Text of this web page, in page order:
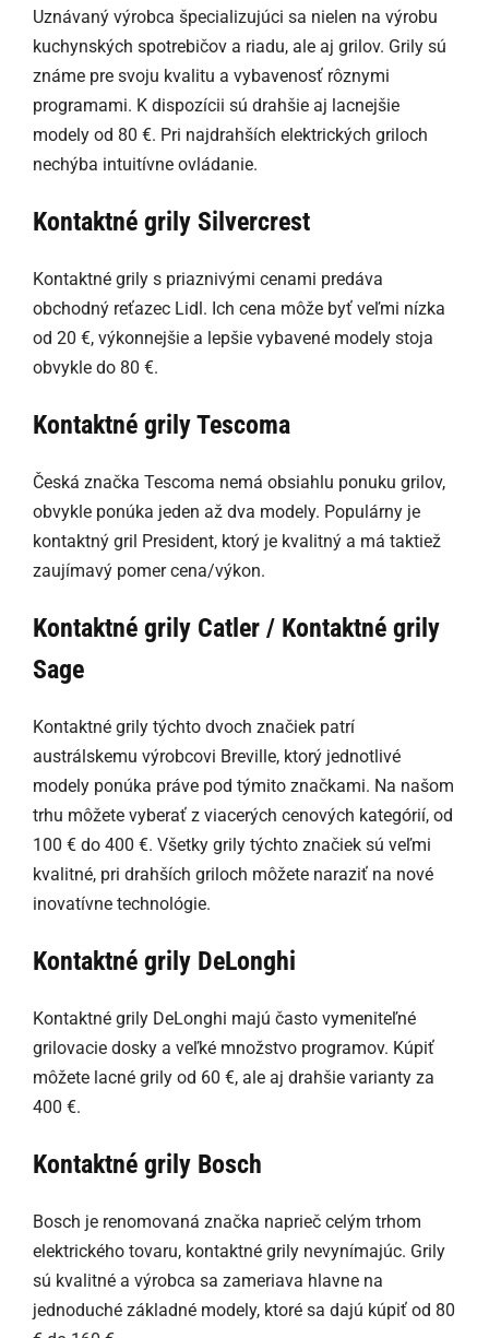
Uznávaný výrobca špecializujúci sa nielen na výrobu
kuchynských spotrebičov a riadu, ale aj grilov. Grily sú
známe pre svoju kvalitu a vybavenosť rôznymi
programami. K dispozícii sú drahšie aj lacnejšie
modely od 80 €. Pri najdrahších elektrických griloch
nechýba intuitívne ovládanie.
Kontaktné grily Silvercrest
Kontaktné grily s priaznivými cenami predáva
obchodný reťazec Lidl. Ich cena môže byť veľmi nízka
od 20 €, výkonnejšie a lepšie vybavené modely stoja
obvykle do 80 €.
Kontaktné grily Tescoma
Česká značka Tescoma nemá obsiahlu ponuku grilov,
obvykle ponúka jeden až dva modely. Populárny je
kontaktný gril President, ktorý je kvalitný a má taktiež
zaujímavý pomer cena/výkon.
Kontaktné grily Catler / Kontaktné grily
Sage
Kontaktné grily týchto dvoch značiek patrí
austrálskemu výrobcovi Breville, ktorý jednotlivé
modely ponúka práve pod týmito značkami. Na našom
trhu môžete vyberať z viacerých cenových kategórií, od
100 € do 400 €. Všetky grily týchto značiek sú veľmi
kvalitné, pri drahších griloch môžete naraziť na nové
inovatívne technológie.
Kontaktné grily DeLonghi
Kontaktné grily DeLonghi majú často vymeniteľné
grilovacie dosky a veľké množstvo programov. Kúpiť
môžete lacné grily od 60 €, ale aj drahšie varianty za
400 €.
Kontaktné grily Bosch
Bosch je renomovaná značka naprieč celým trhom
elektrického tovaru, kontaktné grily nevynímajúc. Grily
sú kvalitné a výrobca sa zameriava hlavne na
jednoduché základné modely, ktoré sa dajú kúpiť od 80